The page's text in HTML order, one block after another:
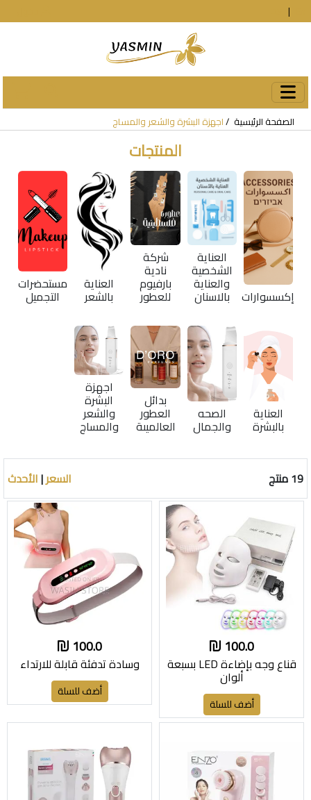
|
الصفحة الرئيسية اجهزة البشرة والشعر والمساج
المنتجات
إكسسوارات
العناية
الشخصية
والعناية
بالاسنان
شركة
نادية
بارفيوم
للعطور
العناية
بالشعر
مستحضرات
التجميل
العناية
بالبشرة
الصحه
والجمال
بدائل
العطور
العالميىة
اجهزة
البشرة
والشعر
والمساج
19 منتج السعر|الأحدث
100.0
قناع وجه بإضاءة LED بسبعة
ألوان
أضف للسلة
100.0
وسادة تدفئة قابلة للارتداء
أضف للسلة